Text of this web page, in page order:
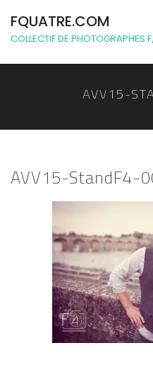
FQUATRE.COM
COLLECTIF DE PHOTOGRAPHES
AVV15-
AVV15-StandF4-